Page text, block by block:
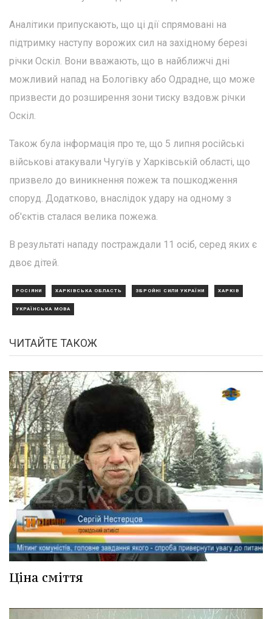
Аналітики припускають, що ці дії спрямовані на
підтримку наступу ворожих сил на західному березі
річки Оскіл. Вони вважають, що в найближчі дні
можливий напад на Бологівку або Одрадне, що може
призвести до розширення зони тиску вздовж річки
Оскіл.
Також була інформація про те, що 5 липня російські
військові атакували Чугуїв у Харківській області, що
призвело до виникнення пожеж та пошкодження
споруд. Додатково, внаслідок удару на одному з
об'єктів сталася велика пожежа.
В результаті нападу постраждали 11 осіб, серед яких є
двоє дітей.
РОСІЯНИ ХАРКІВСЬКА ОБЛАСТЬ ЗБРОЙНІ СИЛИ УКРАЇНИ ХАРКІВ
УКРАЇНСЬКА МОВА
ЧИТАЙТЕ ТАКОЖ
Ціна сміття